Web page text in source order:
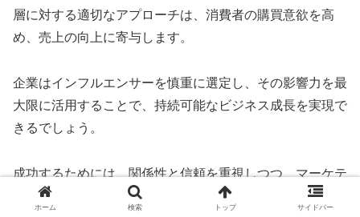
層に対する適切なアプローチは、消費者の購買意欲を高
め、売上の向上に寄与します。
企業はインフルエンサーを慎重に選定し、その影響力を最
大限に活用することで、持続可能なビジネス成長を実現で
きるでしょう。
成功するためには、関係性と信頼を重視しつつ、マーケテ
ィング戦略を柔軟に調整していくことが重要です。
ホーム 検索 トップ サイドバー